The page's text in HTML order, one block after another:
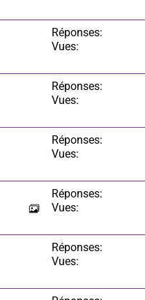
Réponses:
Vues:
Réponses:
Vues:
Réponses:
Vues:
Réponses:
Vues:
Réponses:
Vues: